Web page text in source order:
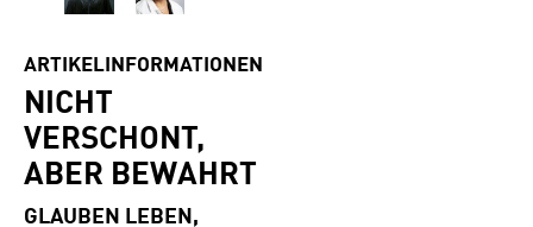
ARTIKELINFORMATIONEN
NICHT
VERSCHONT,
ABER BEWAHRT
GLAUBEN LEBEN,